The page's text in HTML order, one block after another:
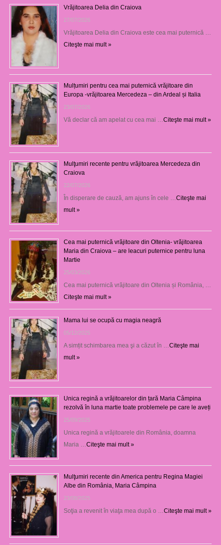
Vrăjitoarea Delia din Craiova
27/07/2026
Vrăjitoarea Delia din Craiova este cea mai puternică …
Citeşte mai mult »
Mulțumiri pentru cea mai puternică vrăjitoare din
Europa -vrăjitoarea Mercedeza – din Ardeal și Italia
23/07/2026
Vă declar că am apelat cu cea mai … Citeşte mai mult »
Mulţumiri recente pentru vrăjitoarea Mercedeza din
Craiova
22/07/2026
În disperare de cauză, am ajuns în cele … Citeşte mai
mult »
Cea mai puternică vrăjitoare din Oltenia- vrăjitoarea
Maria din Craiova – are leacuri puternice pentru luna
Martie
25/03/2026
Cea mai puternică vrăjitoare din Oltenia și România, …
Citeşte mai mult »
Mama lui se ocupă cu magia neagră
05/12/2025
A simțit schimbarea mea şi a căzut în … Citeşte mai
mult »
Unica regină a vrăjitoarelor din țară Maria Câmpina
rezolvă în luna martie toate problemele pe care le aveți
25/09/2025
Unica regină a vrăjitoarele din România, doamna
Maria … Citeşte mai mult »
Mulţumiri recente din America pentru Regina Magiei
Albe din România, Maria Câmpina
23/08/2025
Soţia a revenit în viaţa mea după o … Citeşte mai mult »